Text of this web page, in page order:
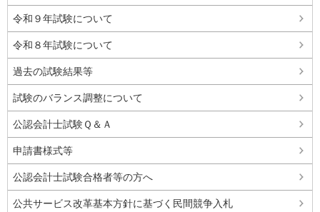
令和９年試験について
令和８年試験について
過去の試験結果等
試験のバランス調整について
公認会計士試験Ｑ＆Ａ
申請書様式等
公認会計士試験合格者等の方へ
公共サービス改革基本方針に基づく民間競争入札